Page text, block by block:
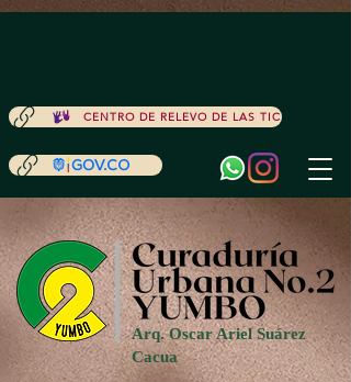
Arq. Oscar Ariel Suárez
Cacua
CENTRO DE RELEVO DE LAS TIC